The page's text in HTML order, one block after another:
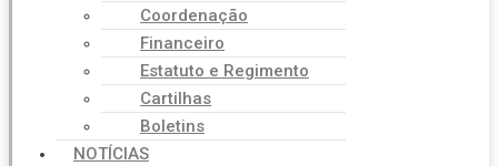
Coordenação
Financeiro
Estatuto e Regimento
Cartilhas
Boletins
NOTÍCIAS